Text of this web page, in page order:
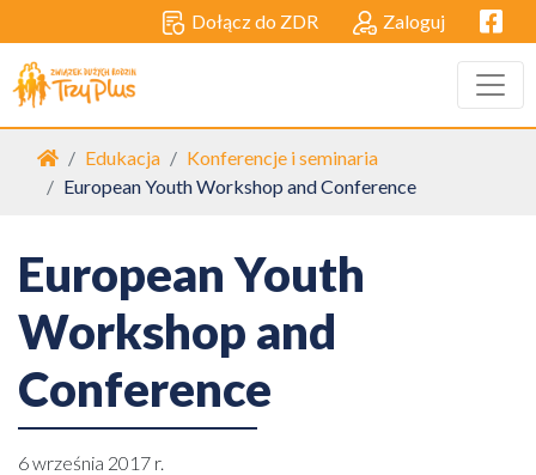
Dołącz do ZDR Zaloguj
Strona główna
Edukacja
Konferencje i seminaria
European Youth Workshop and Conference
European Youth
Workshop and
Conference
6 września 2017 r.